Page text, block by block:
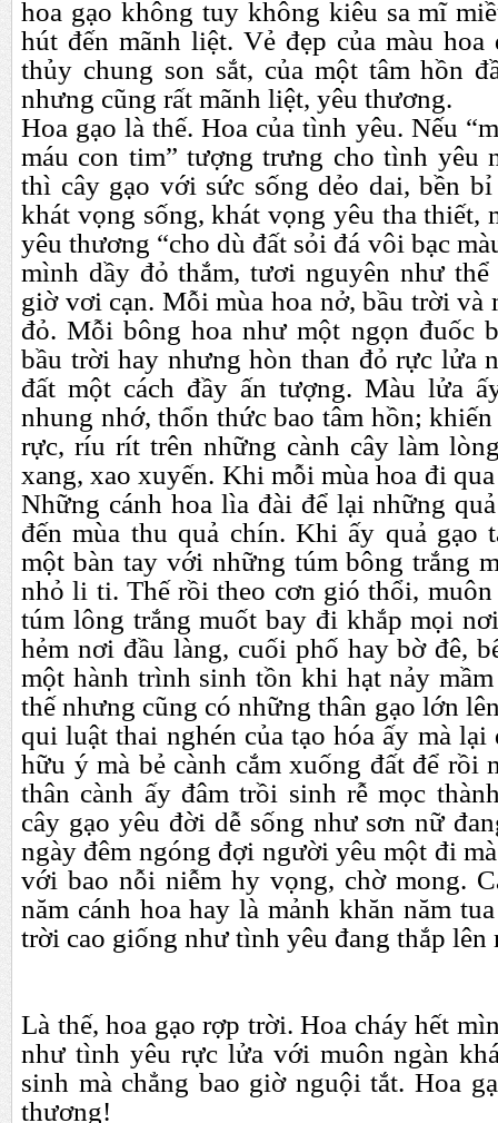
hoa gạo không tuy không kiêu sa mĩ
hút đến mãnh liệt. Vẻ đẹp của màu
thủy chung son sắt, của một tâm hồn
nhưng cũng rất mãnh liệt, yêu thương.
Hoa gạo là thế. Hoa của tình yêu. Nếu
máu con tim” tượng trưng cho tình yêu
thì cây gạo với sức sống dẻo dai, bền
khát vọng sống, khát vọng yêu tha thiết,
yêu thương “cho dù đất sỏi đá vôi bạc
mình dầy đỏ thắm, tươi nguyên như
giờ vơi cạn. Mỗi mùa hoa nở, bầu trời và
đỏ. Mỗi bông hoa như một ngọn đuốc
bầu trời hay nhưng hòn than đỏ rực lửa
đất một cách đầy ấn tượng. Màu lửa
nhung nhớ, thổn thức bao tâm hồn;
rực, ríu rít trên những cành cây làm
xang, xao xuyến. Khi mỗi mùa hoa đi
Những cánh hoa lìa đài để lại những
đến mùa thu quả chín. Khi ấy quả gạo
một bàn tay với những túm bông trắng
nhỏ li ti. Thế rồi theo cơn gió thổi,
túm lông trắng muốt bay đi khắp mọi
hẻm nơi đầu làng, cuối phố hay bờ đê,
một hành trình sinh tồn khi hạt nảy
thế nhưng cũng có những thân gạo lớn
qui luật thai nghén của tạo hóa ấy mà
hữu ý mà bẻ cành cắm xuống đất để rồi
thân cành ấy đâm trồi sinh rễ mọc
cây gạo yêu đời dễ sống như sơn nữ
ngày đêm ngóng đợi người yêu một đi
với bao nỗi niễm hy vọng, chờ mong.
năm cánh hoa hay là mảnh khăn năm
trời cao giống như tình yêu đang thắp lên
Là thế, hoa gạo rợp trời. Hoa cháy hết
như tình yêu rực lửa với muôn ngàn
sinh mà chẳng bao giờ nguội tắt. Hoa
thương!